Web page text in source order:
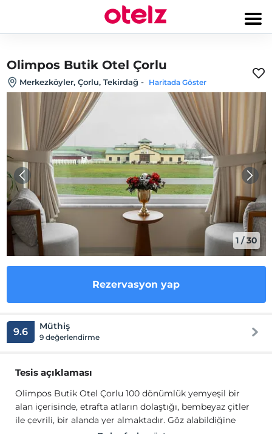
Olimpos Butik Otel Çorlu
Merkezköyler, Çorlu, Tekirdağ - Haritada Göster
1 /30
Rezervasyon yap
9.6 Müthiş
9 değerlendirme
Tesis açıklaması
Olimpos Butik Otel Çorlu 100 dönümlük yemyeşil bir
alan içerisinde, etrafta atların dolaştığı, bembeyaz çitler
ile çevrili, bir alanda yer almaktadır. Göz alabildiğine